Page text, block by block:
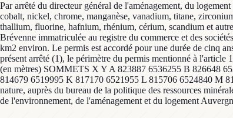
Par arrêté du directeur général de l'aménagement, du
cobalt, nickel, chrome, manganèse, vanadium, titane,
thallium, fluorine, hafnium, rhénium, cérium, scandium et
Brévenne immatriculée au registre du commerce et des
km2 environ. Le permis est accordé pour une durée de cinq
présent arrêté (1), le périmètre du permis mentionné à
(en mètres) SOMMETS X Y A 823887 6536255 B 826648
814679 6519995 K 817170 6521955 L 815706 6524840 M
nature, auprès du bureau de la politique des ressources
de l'environnement, de l'aménagement et du logement